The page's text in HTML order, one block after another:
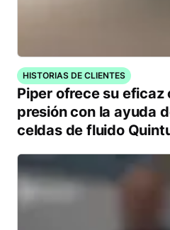
HISTORIAS DE CLIENTES
Piper ofrece su
presión con la ayuda
celdas de fluido